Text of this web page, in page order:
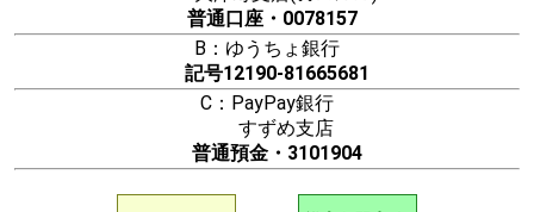
普通口座・0078157
B：ゆうちょ銀行
記号12190-81665681
C：PayPay銀行
すずめ支店
普通預金・3101904